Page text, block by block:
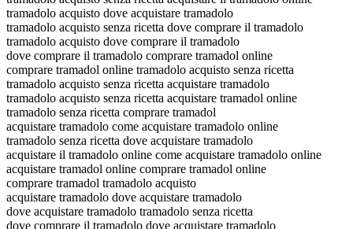
tramadolo acquisto dove acquistare tramadolo
tramadolo acquisto senza ricetta dove comprare il tramadolo
tramadolo acquisto dove comprare il tramadolo
dove comprare il tramadolo comprare tramadol online
comprare tramadol online tramadolo acquisto senza ricetta
tramadolo acquisto senza ricetta acquistare tramadolo
tramadolo acquisto senza ricetta acquistare tramadol online
tramadolo senza ricetta comprare tramadol
acquistare tramadolo come acquistare tramadolo online
tramadolo senza ricetta dove acquistare tramadolo
acquistare il tramadolo online come acquistare tramadolo online
acquistare tramadol online comprare tramadol online
comprare tramadol tramadolo acquisto
acquistare tramadolo dove acquistare tramadolo
dove acquistare tramadolo tramadolo senza ricetta
dove comprare il tramadolo dove acquistare tramadolo